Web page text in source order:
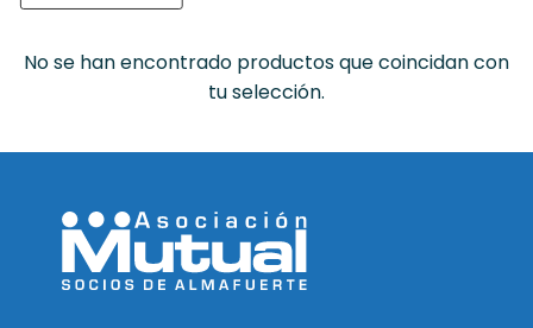
No se han encontrado productos que coincidan con
tu selección.